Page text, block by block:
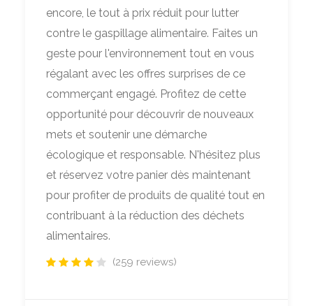
encore, le tout à prix réduit pour lutter
contre le gaspillage alimentaire. Faites un
geste pour l'environnement tout en vous
régalant avec les offres surprises de ce
commerçant engagé. Profitez de cette
opportunité pour découvrir de nouveaux
mets et soutenir une démarche
écologique et responsable. N'hésitez plus
et réservez votre panier dès maintenant
pour profiter de produits de qualité tout en
contribuant à la réduction des déchets
alimentaires.
(259 reviews)